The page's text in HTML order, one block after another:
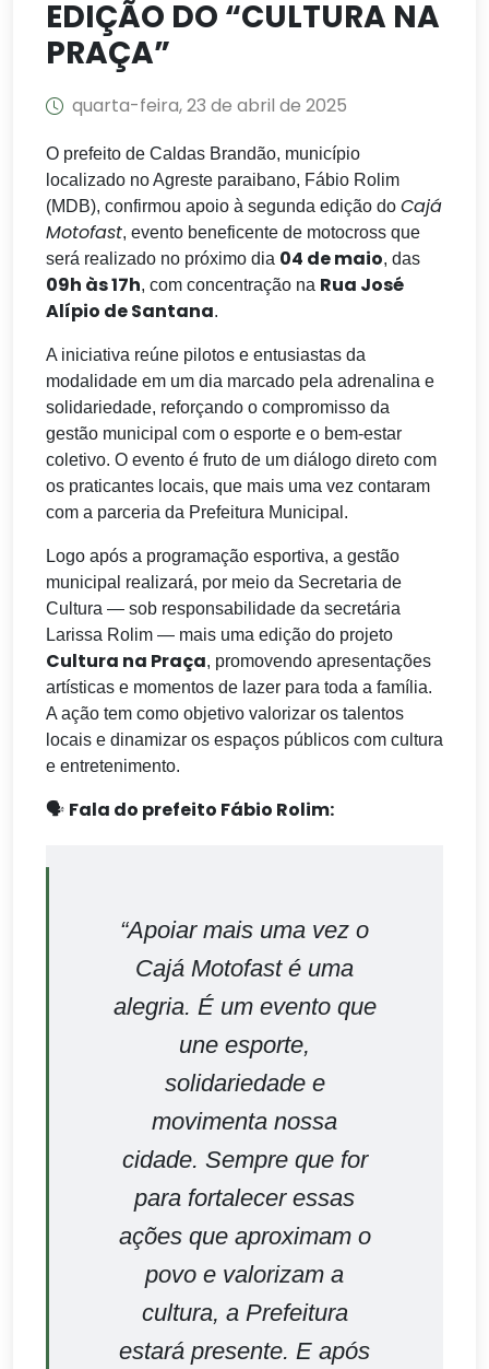
EDIÇÃO DO “CULTURA NA
PRAÇA”
quarta-feira, 23 de abril de 2025
O prefeito de Caldas Brandão, município
localizado no Agreste paraibano, Fábio Rolim
(MDB), confirmou apoio à segunda edição do Cajá
Motofast, evento beneficente de motocross que
será realizado no próximo dia 04 de maio, das
09h às 17h, com concentração na Rua José
Alípio de Santana.
A iniciativa reúne pilotos e entusiastas da
modalidade em um dia marcado pela adrenalina e
solidariedade, reforçando o compromisso da
gestão municipal com o esporte e o bem-estar
coletivo. O evento é fruto de um diálogo direto com
os praticantes locais, que mais uma vez contaram
com a parceria da Prefeitura Municipal.
Logo após a programação esportiva, a gestão
municipal realizará, por meio da Secretaria de
Cultura — sob responsabilidade da secretária
Larissa Rolim — mais uma edição do projeto
Cultura na Praça, promovendo apresentações
artísticas e momentos de lazer para toda a família.
A ação tem como objetivo valorizar os talentos
locais e dinamizar os espaços públicos com cultura
e entretenimento.
🗣️ Fala do prefeito Fábio Rolim:
“Apoiar mais uma vez o
Cajá Motofast é uma
alegria. É um evento que
une esporte,
solidariedade e
movimenta nossa
cidade. Sempre que for
para fortalecer essas
ações que aproximam o
povo e valorizam a
cultura, a Prefeitura
estará presente. E após